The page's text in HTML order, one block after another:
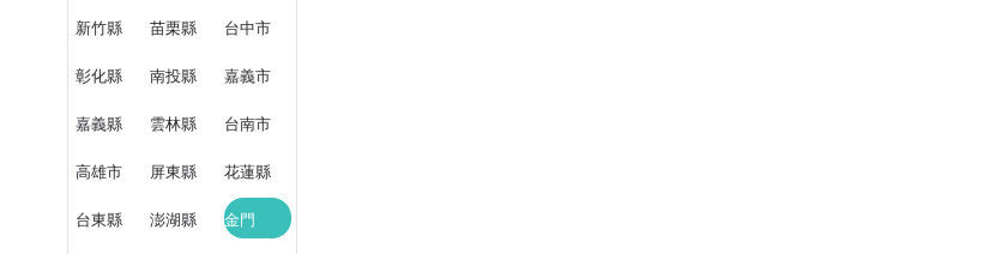
新竹縣 苗栗縣 台中市
彰化縣 南投縣 嘉義市
嘉義縣 雲林縣 台南市
高雄市 屏東縣 花蓮縣
台東縣 澎湖縣 金門